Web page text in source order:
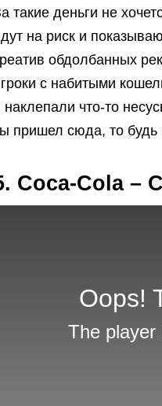
такие деньги не
на риск и
обдолбанных
с набитыми
наклепали что-то
пришел сюда, то будь
Coca-Cola –